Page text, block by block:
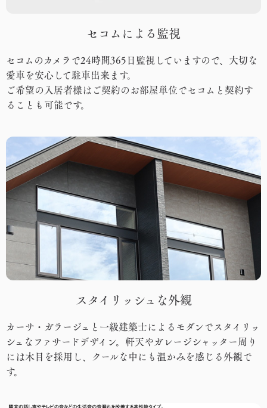
セコムによる監視
セコムのカメラで24時間365日監視していますので、大切な
愛車を安心して駐車出来ます。
ご希望の入居者様はご契約のお部屋単位でセコムと契約す
ることも可能です。
スタイリッシュな外観
カーサ・ガラージュと一級建築士によるモダンでスタイリッ
シュなファサードデザイン。軒天やガレージシャッター周り
には木目を採用し、クールな中にも温かみを感じる外観で
す。